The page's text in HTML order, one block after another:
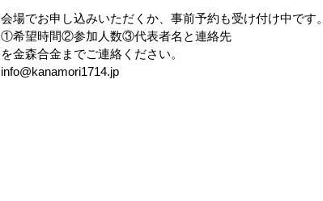
会場でお申し込みいただくか、事前予約も受け付け中です。
①希望時間②参加人数③代表者名と連絡先
を金森合金までご連絡ください。
info@kanamori1714.jp